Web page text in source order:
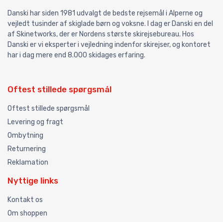
Danski har siden 1981 udvalgt de bedste rejsemål i Alperne og
vejledt tusinder af skiglade børn og voksne. I dag er Danski en del
af Skinetworks, der er Nordens største skirejsebureau. Hos
Danski er vi eksperter i vejledning indenfor skirejser, og kontoret
har i dag mere end 8.000 skidages erfaring.
Oftest stillede spørgsmål
Oftest stillede spørgsmål
Levering og fragt
Ombytning
Returnering
Reklamation
Nyttige links
Kontakt os
Om shoppen